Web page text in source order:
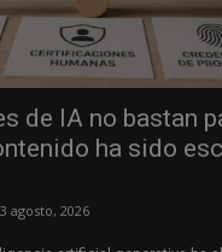
de IA no bastan
ha sido
3 agosto, 2026